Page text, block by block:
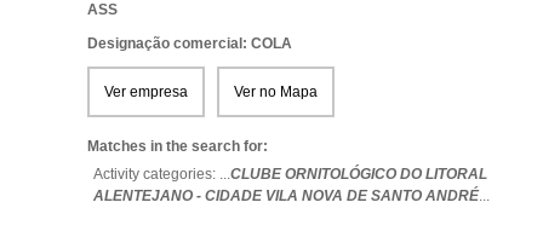
ASS
Designação comercial: COLA
Ver empresa Ver no Mapa
Matches in the search for:
Activity categories: ...CLUBE ORNITOLÓGICO DO LITORAL
ALENTEJANO - CIDADE VILA NOVA DE SANTO ANDRÉ...